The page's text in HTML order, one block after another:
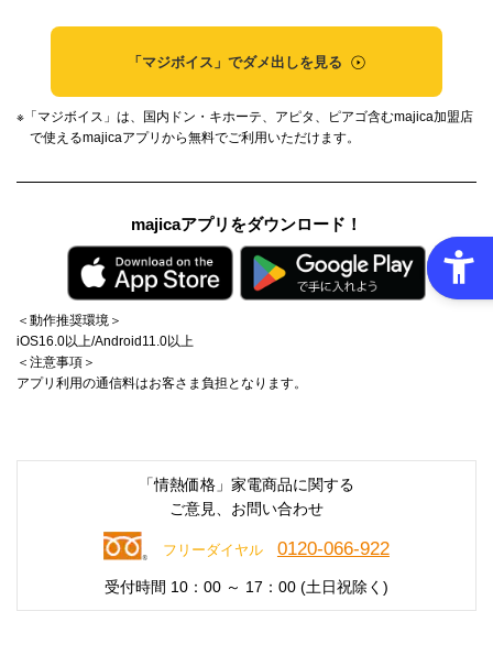
「マジボイス」でダメ出しを見る
※「マジボイス」は、国内ドン・キホーテ、アピタ、ピアゴ含むmajica加盟店
で使えるmajicaアプリから無料でご利用いただけます。
majicaアプリをダウンロード！
＜動作推奨環境＞
iOS16.0以上/Android11.0以上
＜注意事項＞
アプリ利用の通信料はお客さま負担となります。
「情熱価格」家電商品に関する
ご意見、お問い合わせ
フリーダイヤル 0120-066-922
受付時間 10：00 ～ 17：00 (土日祝除く)